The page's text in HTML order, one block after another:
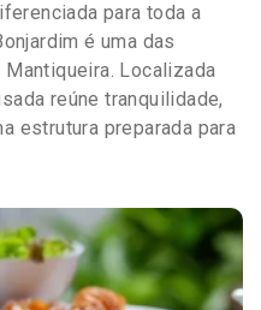
para toda a
é uma das
Localizada
reúne tranquilidade,
estrutura preparada para